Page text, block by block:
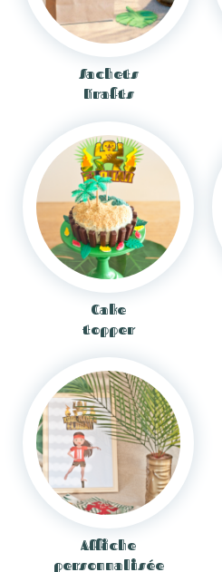
Sachets
Krafts
Cake
topper
Affiche
personnalisée